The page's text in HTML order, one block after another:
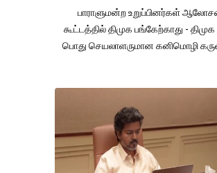
பாராளுமன்ற உறுப்பினர்கள்
கூட்டத்தில் திமுக பங்கேற்காது -
பொது செயலாளருமான கனிமொழி